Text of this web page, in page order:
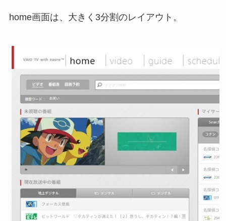
home画面は、大きく3分割のレイアウト。